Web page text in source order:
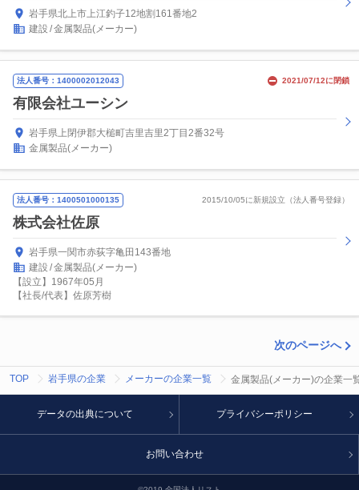
岩手県北上市上江釣子12地割161番地2
建設 金属製品(メーカー)
法人番号：1400002012043 2021/07/12に閉鎖
有限会社ユーシン
岩手県上閉伊郡大槌町吉里吉里2丁目2番32号
金属製品(メーカー)
法人番号：1400501000135 2015/10/05に新規設立（法人番号登録）
株式会社佐原
岩手県一関市赤荻字亀田143番地
建設 金属製品(メーカー)
【設立】1967年05月
【社長/代表】佐原芳樹
次のページへ
TOP 岩手県の企業 メーカーの企業一覧 金属製品(メーカー)の企業一
データの出典について プライバシーポリシー
お問い合わせ